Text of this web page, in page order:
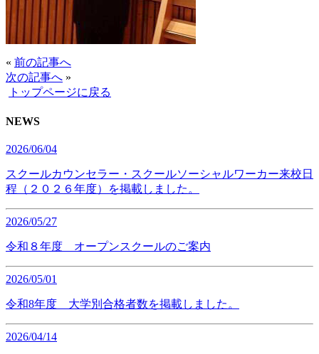
« 前の記事へ
次の記事へ »
トップページに戻る
NEWS
2026/06/04
スクールカウンセラー・スクールソーシャルワーカー来校日
程（２０２６年度）を掲載しました。
2026/05/27
令和８年度 オープンスクールのご案内
2026/05/01
令和8年度 大学別合格者数を掲載しました。
2026/04/14